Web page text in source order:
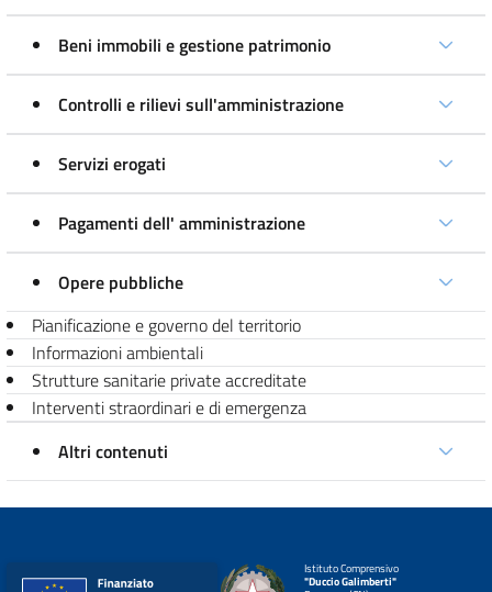
Beni immobili e gestione patrimonio
Controlli e rilievi sull'amministrazione
Servizi erogati
Pagamenti dell' amministrazione
Opere pubbliche
Pianificazione e governo del territorio
Informazioni ambientali
Strutture sanitarie private accreditate
Interventi straordinari e di emergenza
Altri contenuti
Istituto Comprensivo
"Duccio Galimberti"